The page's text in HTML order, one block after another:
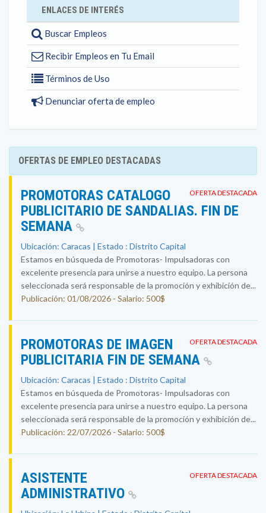
ENLACES DE INTERÉS
Buscar Empleos
Recibir Empleos en Tu Email
Términos de Uso
Denunciar oferta de empleo
OFERTAS DE EMPLEO DESTACADAS
OFERTA DESTACADA
PROMOTORAS CATALOGO
PUBLICITARIO DE SANDALIAS. FIN DE
SEMANA
Ubicación: Caracas | Estado : Distrito Capital
Estamos en búsqueda de Promotoras- Impulsadoras con
excelente presencia para unirse a nuestro equipo. La persona
seleccionada será responsable de la promoción y exhibición de...
Publicación: 01/08/2026 - Salario: 500$
OFERTA DESTACADA
PROMOTORAS DE IMAGEN
PUBLICITARIA FIN DE SEMANA
Ubicación: Caracas | Estado : Distrito Capital
Estamos en búsqueda de Promotoras- Impulsadoras con
excelente presencia para unirse a nuestro equipo. La persona
seleccionada será responsable de la promoción y exhibición de...
Publicación: 22/07/2026 - Salario: 500$
OFERTA DESTACADA
ASISTENTE
ADMINISTRATIVO